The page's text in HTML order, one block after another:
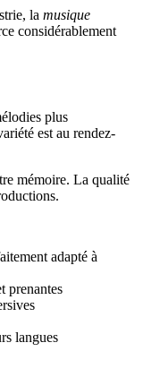
la musique
considérablement
plus
est au rendez-
mémoire. La qualité
adapté à
prenantes
langues